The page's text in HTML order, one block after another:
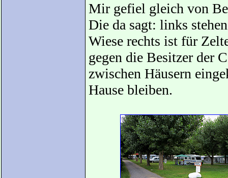
Mir gefiel gleich von
Die da sagt: links
Wiese rechts ist für
gegen die Besitzer der
zwischen Häusern
Hause bleiben.